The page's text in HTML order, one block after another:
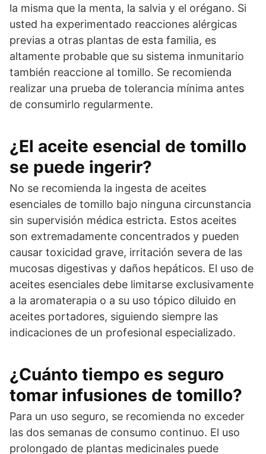
la misma que la menta, la salvia y el orégano. Si
usted ha experimentado reacciones alérgicas
previas a otras plantas de esta familia, es
altamente probable que su sistema inmunitario
también reaccione al tomillo. Se recomienda
realizar una prueba de tolerancia mínima antes
de consumirlo regularmente.
¿El aceite esencial de tomillo
se puede ingerir?
No se recomienda la ingesta de aceites
esenciales de tomillo bajo ninguna circunstancia
sin supervisión médica estricta. Estos aceites
son extremadamente concentrados y pueden
causar toxicidad grave, irritación severa de las
mucosas digestivas y daños hepáticos. El uso de
aceites esenciales debe limitarse exclusivamente
a la aromaterapia o a su uso tópico diluido en
aceites portadores, siguiendo siempre las
indicaciones de un profesional especializado.
¿Cuánto tiempo es seguro
tomar infusiones de tomillo?
Para un uso seguro, se recomienda no exceder
las dos semanas de consumo continuo. El uso
prolongado de plantas medicinales puede